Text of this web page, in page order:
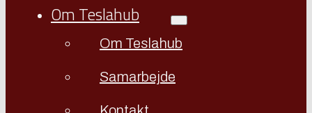
Om Teslahub
Om Teslahub
Samarbejde